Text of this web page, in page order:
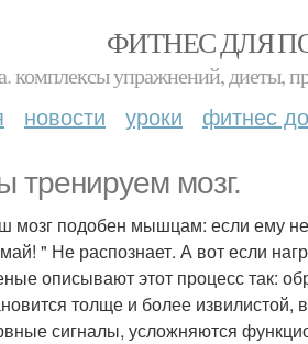
ФИТНЕС ДЛЯ
комплексы упражнений, диеты,
новости уроки фитнес
тренируем мозг.
мозг подобен мышцам: если ему
" Не распознает. А вот если
описывают этот процесс так:
толще и более
сигналы, усложняются